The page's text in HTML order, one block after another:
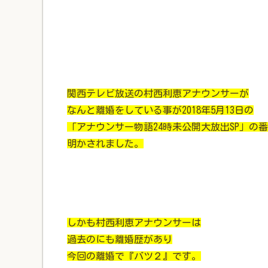
関西テレビ放送の村西利恵アナウンサーが
なんと離婚をしている事が2018年5月13日の
「アナウンサー物語24時未公開大放出SP」の
明かされました。
しかも村西利恵アナウンサーは
過去のにも離婚歴があり
今回の離婚で『バツ２』です。